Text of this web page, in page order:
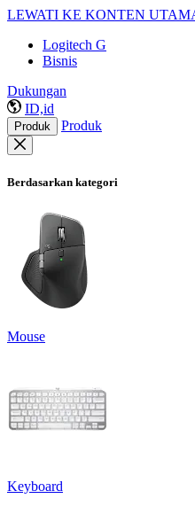
LEWATI KE KONTEN
Logitech G
Bisnis
Dukungan
ID,id
Produk Produk
Berdasarkan kategori
Mouse
Keyboard